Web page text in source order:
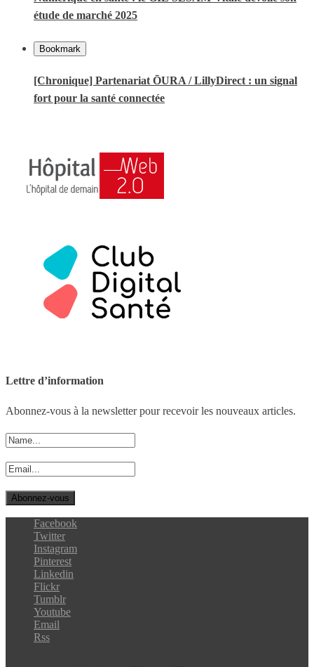
étude de marché 2025
Bookmark
[Chronique] Partenariat ŌURA / LillyDirect : un signal
fort pour la santé connectée
Lettre d’information
Abonnez-vous à la newsletter pour recevoir les nouveaux articles.
Facebook
Twitter
Instagram
Pinterest
Linkedin
Flickr
Tumblr
Youtube
Email
Rss